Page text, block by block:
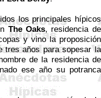
los principales hípicos
TheOaks, residencia de
y vino la proposición
tres años para sopesar la
de la residencia de
ese año su potranca